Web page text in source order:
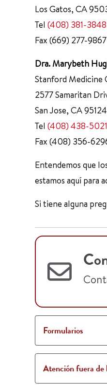
Los Gatos, CA
Tel (408) 381-3848
Fax (669) 277-9867
Dra. Marybeth
Stanford Medicine
2577 Samaritan
San Jose, CA 95124
Tel (408) 438-5021
Fax (408) 356-
Entendemos que
estamos aquí para
Si tiene alguna
Formularios
Atención fuera de